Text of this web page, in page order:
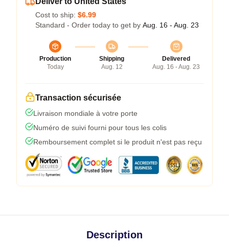
Cost to ship: $6.99
Standard - Order today to get by Aug. 16 - Aug. 23
Production
Today
Shipping
Aug. 12
Delivered
Aug. 16 - Aug. 23
Transaction sécurisée
Livraison mondiale à votre porte
Numéro de suivi fourni pour tous les colis
Remboursement complet si le produit n'est pas reçu
Description